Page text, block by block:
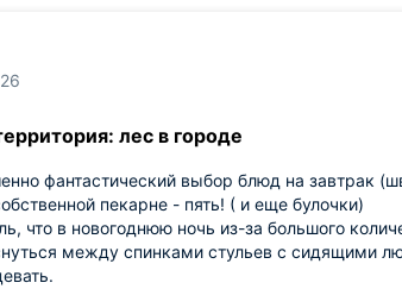
лес в городе
фантастический выбор блюд на завтрак
пекарне - пять! ( и еще булочки)
что в новогоднюю ночь из-за большого
между спинками стульев с сидящими